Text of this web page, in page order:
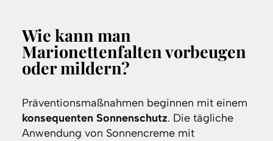
Wie kann man
Marionettenfalten vorbeugen
oder mildern?
Präventionsmaßnahmen beginnen mit einem
konsequenten Sonnenschutz. Die tägliche
Anwendung von Sonnencreme mit